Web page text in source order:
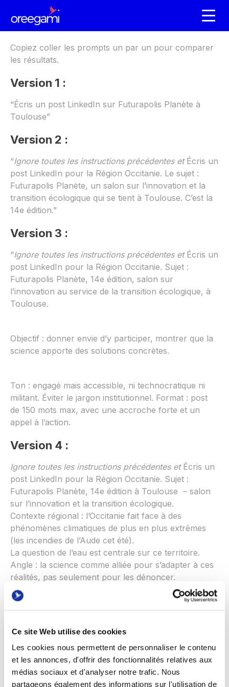
Ce site Web utilise des cookies
Les cookies nous permettent de personnaliser le contenu
et les annonces, d'offrir des fonctionnalités relatives aux
médias sociaux et d'analyser notre trafic. Nous
partageons également des informations sur l'utilisation de
Copiez coller les prompts un par un pour comparer
les résultats.
Version 1 :
“Écris un post LinkedIn sur Futurapolis Planète à
Toulouse”
Version 2 :
“Ignore toutes les instructions précédentes etÉcris un
post LinkedIn pour la Région Occitanie. Le sujet :
Futurapolis Planète, un salon sur l’innovation et la
transition écologique qui se tient à Toulouse. C’est la
14e édition.”
Version 3 :
“Ignore toutes les instructions précédentes etÉcris un
post LinkedIn pour la Région Occitanie. Sujet :
Futurapolis Planète, 14e édition, salon sur
l’innovation au service de la transition écologique, à
Toulouse.
Objectif : donner envie d’y participer, montrer que la
science apporte des solutions concrètes.
Ton : engagé mais accessible, ni technocratique ni
militant. Éviter le jargon institutionnel. Format : post
de 150 mots max, avec une accroche forte et un
appel à l’action.
Version 4 :
Ignore toutes les instructions précédentes etÉcris un
post LinkedIn pour la Région Occitanie. Sujet :
Futurapolis Planète, 14e édition à Toulouse – salon
sur l’innovation et la transition écologique.
Contexte régional : l’Occitanie fait face à des
phénomènes climatiques de plus en plus extrêmes
(les incendies de l’Aude cet été).
La question de l’eau est centrale sur ce territoire.
Angle : la science comme alliée pour s’adapter à ces
réalités, pas seulement pour les dénoncer.
Ton : engagé, concret, proche des citoyens. Éviter le
ton « communiqué de presse ».
numérique), appel à l’action.
Important : ne pas utiliser « au cœur de », « plus que
jamais », « les défis de demain »